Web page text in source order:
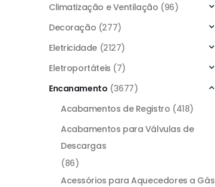
Climatização e Ventilação (96)
Decoração (277)
Eletricidade (2127)
Eletroportáteis (7)
Encanamento (3677)
Acabamentos de Registro (418)
Acabamentos para Válvulas de
Descargas
(86)
Acessórios para Aquecedores a Gás